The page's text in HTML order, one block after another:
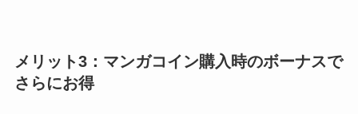
メリット3：マンガコイン購入時のボーナスで
さらにお得